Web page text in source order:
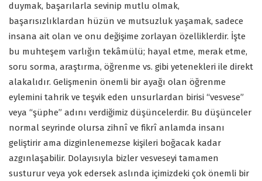
duymak, başarılarla sevinip mutlu olmak,
başarısızlıklardan hüzün ve mutsuzluk yaşamak, sadece
insana ait olan ve onu değişime zorlayan özelliklerdir. İşte
bu muhteşem varlığın tekâmülü; hayal etme, merak etme,
soru sorma, araştırma, öğrenme vs. gibi yetenekleri ile direkt
alakalıdır. Gelişmenin önemli bir ayağı olan öğrenme
eylemini tahrik ve teşvik eden unsurlardan birisi “vesvese”
veya “şüphe” adını verdiğimiz düşüncelerdir. Bu düşünceler
normal seyrinde olursa zihnî ve fikrî anlamda insanı
geliştirir ama dizginlenemezse kişileri boğacak kadar
azgınlaşabilir. Dolayısıyla bizler vesveseyi tamamen
susturur veya yok edersek aslında içimizdeki çok önemli bir